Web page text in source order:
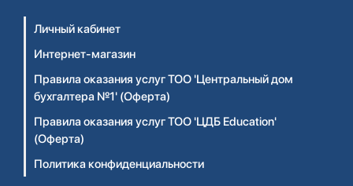
Личный кабинет
Интернет-магазин
Правила оказания услуг ТОО 'Центральный дом
бухгалтера №1' (Оферта)
Правила оказания услуг ТОО 'ЦДБ Education'
(Оферта)
Политика конфиденциальности